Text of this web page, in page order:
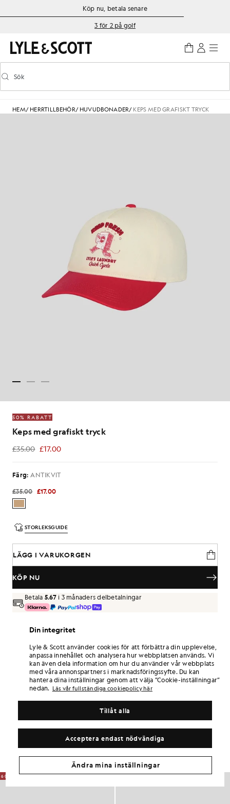
Gå direkt till huvudinnehållet
Information om tillgänglighetKöp nu, betala senare
3 för 2 på golf
Aktivera/inaktivera prediktiv sökning
Sök
HEM/ HERRTILLBEHÖR/ HUVUDBONADER/ KEPS MED GRAFISKT TRYCK
50% RABATT
Keps med grafiskt tryck
£35.00 £17.00
£17.00
Färg: ANTIKVIT
£35.00 £17.00
STORLEKSGUIDE
LÄGG I VARUKORGEN
KÖP NU
Betala 5.67i 3 månaders delbetalningar
Hemleverans och avhämtningsställen. Gratis returer och
Tjäna dubbelt så många poäng! Få102-
poäng vid detta köp.
6 points = 1,00 GBP
REGISTRERA DIG
PRODUKTINFORMATION
MATERIAL OCH SKÖTSEL
Få samma look
Skapa en komplett outfit med eleganta plagg som lyfter din
60% RABATT 60% RABATT
Din integritet
Lyle & Scott använder cookies för att förbättra din upplevelse,
anpassa innehållet och analysera hur webbplatsen används. Vi
kan även dela information om hur du använder vår webbplats
med våra annonspartners i marknadsföringssyfte. Du kan
hantera dina inställningar genom att välja ”Cookie-inställningar”
nedan. Läs vår fullständiga cookiepolicy här
Acceptera endast nödvändiga
Tillåt alla
Ändra mina inställningar